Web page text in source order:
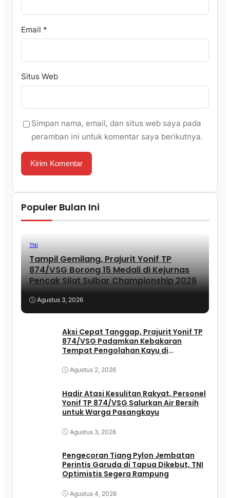
Email *
Situs Web
Simpan nama, email, dan situs web saya pada
peramban ini untuk komentar saya berikutnya.
Populer Bulan Ini
TNI
Tampil Gemilang, Prajurit Yonif TP
874/VSG Borong 15 Medali di Kejurnas
Pencak Silat Sulbar Championship 2026
Agustus 3, 2026
Aksi Cepat Tanggap, Prajurit Yonif TP
874/VSG Padamkan Kebakaran
Tempat Pengolahan Kayu di
Agustus 2, 2026
Hadir Atasi Kesulitan Rakyat, Personel
Yonif TP 874/VSG Salurkan Air Bersih
untuk Warga Pasangkayu
Agustus 3, 2026
Pengecoran Tiang Pylon Jembatan
Perintis Garuda di Tapua Dikebut, TNI
Optimistis Segera Rampung
Agustus 4, 2026